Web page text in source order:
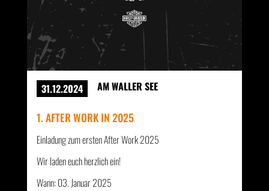
31.12.2024 AM WALLER SEE
1. AFTER WORK IN 2025
Einladung zum ersten After Work 2025
Wir laden euch herzlich ein!
Wann: 03. Januar 2025